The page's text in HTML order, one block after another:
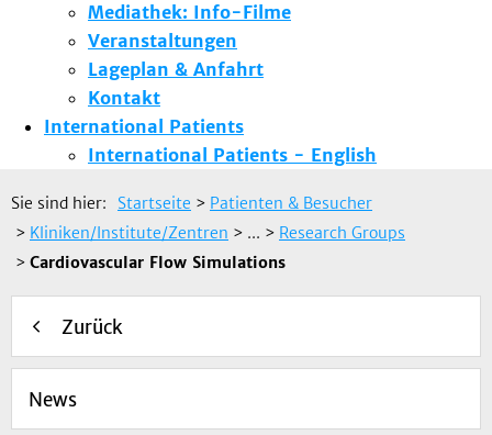
Mediathek: Info-Filme
Veranstaltungen
Lageplan & Anfahrt
Kontakt
International Patients
International Patients - English
Sie sind hier: Startseite > Patienten & Besucher
> Kliniken/Institute/Zentren > ... > Research Groups
> Cardiovascular Flow Simulations
Zurück
News